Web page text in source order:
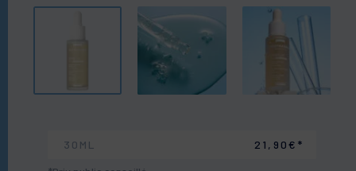
30ML
21,90€*